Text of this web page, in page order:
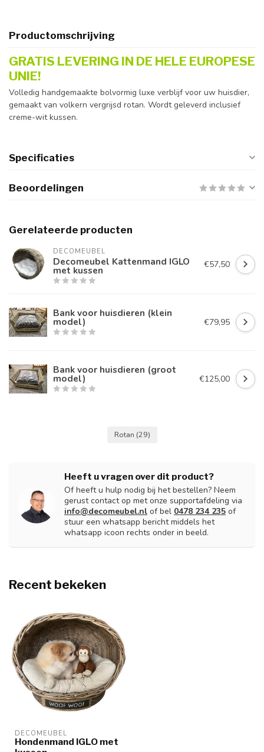
Productomschrijving
GRATIS LEVERING IN DE HELE EUROPESE
UNIE!
Volledig handgemaakte bolvormig luxe verblijf voor uw huisdier,
gemaakt van volkern vergrijsd rotan. Wordt geleverd inclusief
creme-wit kussen.
Specificaties
Beoordelingen
Gerelateerde producten
DECOMEUBEL
Decomeubel Kattenmand IGLO
met kussen €57,50
Bank voor huisdieren (klein
model) €79,95
Bank voor huisdieren (groot
model) €125,00
Rotan (29)
Heeft u vragen over dit product?
Of heeft u hulp nodig bij het bestellen? Neem
gerust contact op met onze supportafdeling via
info@decomeubel.nl of bel 0478 234 235 of
stuur een whatsapp bericht middels het
whatsapp icoon rechts onder in beeld.
Recent bekeken
DECOMEUBEL
Hondenmand IGLO met